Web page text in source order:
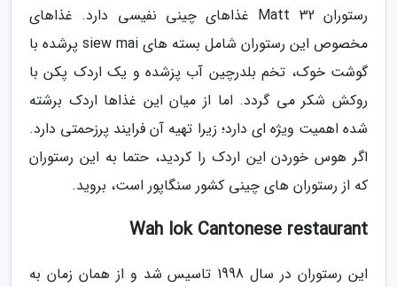
رستوران Matt 32 غذاهای چینی نفیسی دارد. غذاهای
مخصوص این رستوران شامل بسته های siew mai پرشده با
گوشت خوک، تخم بلدرچین آب پزشده و یک اردک پکن با
روکش شکر می گردد. اما از میان این غذاها اردک برشته
شده اهمیت ویژه ای دارد؛ زیرا تهیه آن فرایند پرزحمتی دارد.
اگر هوس خوردن این اردک را کردید، حتما به این رستوران
که از رستوران های چینی کشور سنگاپور است، بروید.
Wah lok Cantonese restaurant
این رستوران در سال 1998 تاسیس شد و از همان زمان به